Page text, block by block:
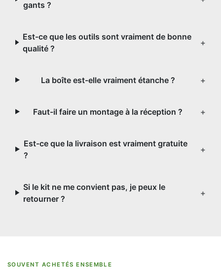
gants ?
Est-ce que les outils sont vraiment de bonne
qualité ?
+
La boîte est-elle vraiment étanche ? +
Faut-il faire un montage à la réception ? +
Est-ce que la livraison est vraiment gratuite
?
+
Si le kit ne me convient pas, je peux le
retourner ?
+
SOUVENT ACHETÉS ENSEMBLE